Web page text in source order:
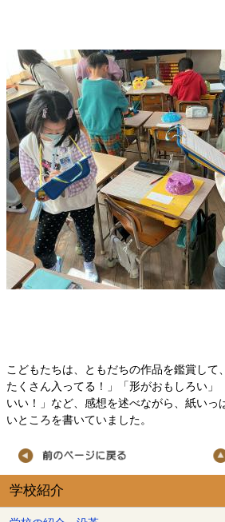
学校紹介
こどもたちは、ともだちの作品を鑑賞して
たくさん入ってる！」「形がおもしろい」
いい！」など、感想を述べながら、紙いっ
いところを書いていました。